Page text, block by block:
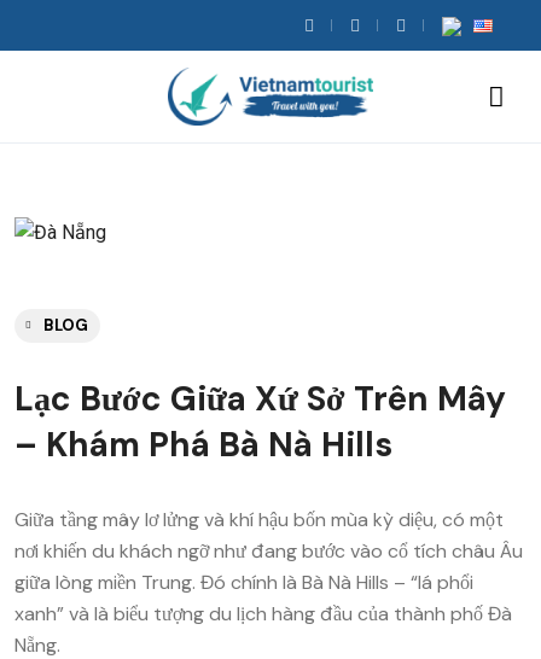
BLOG
Lạc Bước Giữa Xứ Sở Trên Mây
– Khám Phá Bà Nà Hills
Giữa tầng mây lơ lửng và khí hậu bốn mùa kỳ diệu, có một
nơi khiến du khách ngỡ như đang bước vào cổ tích châu Âu
giữa lòng miền Trung. Đó chính là Bà Nà Hills – “lá phổi
xanh” và là biểu tượng du lịch hàng đầu của thành phố Đà
Nẵng.